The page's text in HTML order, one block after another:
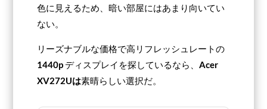
色に見えるため、暗い部屋にはあまり向いてい
ない。
リーズナブルな価格で高リフレッシュレートの
1440p ディスプレイを探しているなら、Acer
XV272Uは素晴らしい選択だ。